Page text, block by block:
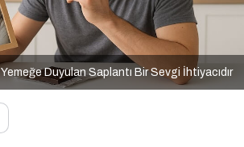
Yemeğe Duyulan Saplantı Bir Sevgi İhtiyacıdır